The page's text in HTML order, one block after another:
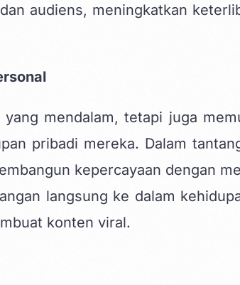
audiens, meningkatkan
mendalam, tetapi juga
pribadi mereka. Dalam
kepercayaan dengan
langsung ke dalam
konten viral.